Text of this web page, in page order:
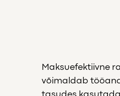
Maksuefektiivne
võimaldab